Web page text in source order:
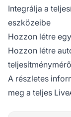
Integrálja a
eszközeibe
Hozzon létre
Hozzon létre
A részletes
meg a teljes